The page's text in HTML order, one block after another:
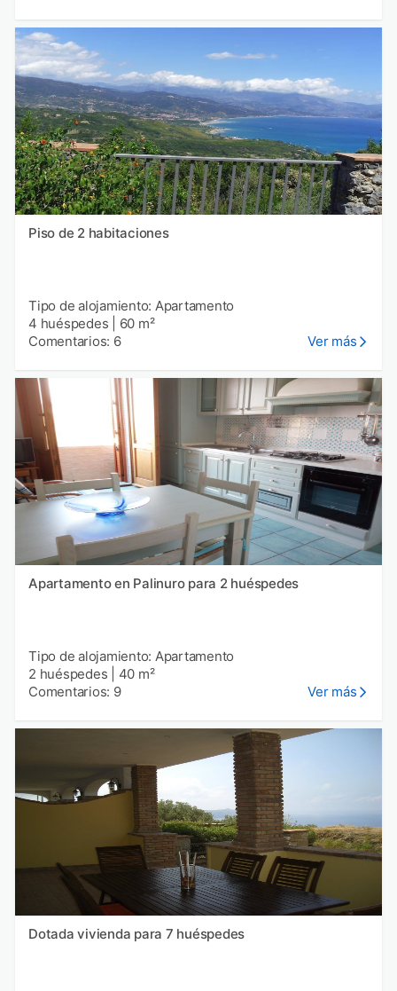
Piso de 2 habitaciones
Tipo de alojamiento: Apartamento
4 huéspedes
60 m²
Comentarios: 6
Ver más
Apartamento en Palinuro para 2 huéspedes
Tipo de alojamiento: Apartamento
2 huéspedes
40 m²
Comentarios: 9
Ver más
Dotada vivienda para 7 huéspedes